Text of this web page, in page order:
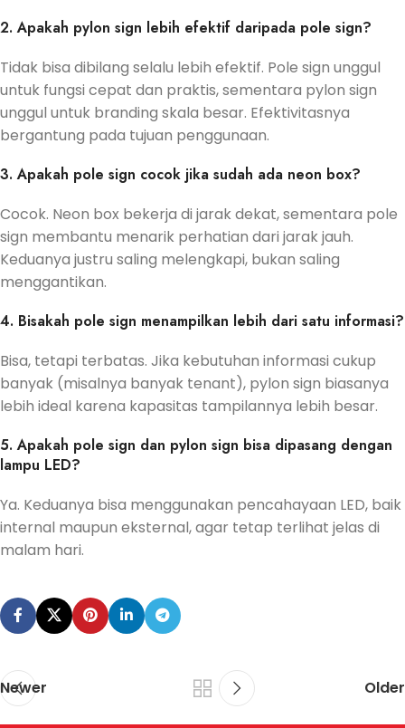
2. Apakah pylon sign lebih efektif daripada pole sign?
Tidak bisa dibilang selalu lebih efektif. Pole sign unggul
untuk fungsi cepat dan praktis, sementara pylon sign
unggul untuk branding skala besar. Efektivitasnya
bergantung pada tujuan penggunaan.
3. Apakah pole sign cocok jika sudah ada neon box?
Cocok. Neon box bekerja di jarak dekat, sementara pole
sign membantu menarik perhatian dari jarak jauh.
Keduanya justru saling melengkapi, bukan saling
menggantikan.
4. Bisakah pole sign menampilkan lebih dari satu informasi?
Bisa, tetapi terbatas. Jika kebutuhan informasi cukup
banyak (misalnya banyak tenant), pylon sign biasanya
lebih ideal karena kapasitas tampilannya lebih besar.
5. Apakah pole sign dan pylon sign bisa dipasang dengan
lampu LED?
Ya. Keduanya bisa menggunakan pencahayaan LED, baik
internal maupun eksternal, agar tetap terlihat jelas di
malam hari.
Newer Older